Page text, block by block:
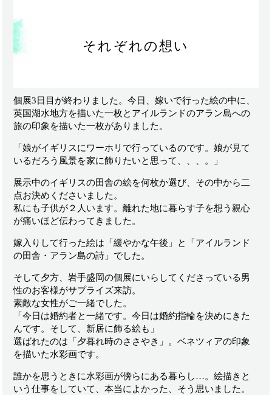
それぞれの想い
個展3日目が終わりました。今日、嫁いで行った絵の中に、
英国湖水地方を描いた一枚とアイルランドのアラン島への
旅の印象を描いた一枚がありました。
「娘がイギリスにワーホリで行っているのです。娘が見て
いるだろう風景を家に飾りたいと思って、、、。」
展示中のイギリスの田舎の絵を何枚か選び、その中から二
点お決めくださいました。
私にも子供が２人います。離れた地に暮らす子を想う親心
が痛いほど伝わってきました。
嫁入りして行った絵は「緩やかな午後」と「アイルランド
の田舎・アラン島の詩」でした。
そして夕方、岩手盛岡の個展にいらしてくださっている男
性のお客様がサプライズ来訪。
素敵な女性がご一緒でした。
「今日は婚約者と一緒です。今日は婚約指輪を決めにきた
んです。そして、新居に飾る絵も」
選ばれたのは「夕暮れ時のささやき」。ベネツィアの印象
を描いた水彩画です。
誰かを思うときに水彩画が傍らにある暮らし…。絵描きと
いう仕事をしていて、本当によかった、そう思いました。